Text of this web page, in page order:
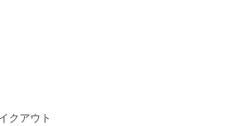
クアウト